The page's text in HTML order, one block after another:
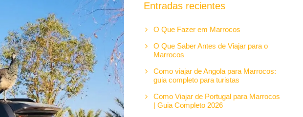
Entradas recientes
O Que Fazer em Marrocos
O Que Saber Antes de Viajar para o
Marrocos
Como viajar de Angola para Marrocos:
guia completo para turistas
Como Viajar de Portugal para Marrocos
| Guia Completo 2026